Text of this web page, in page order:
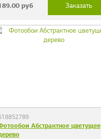
руб Заказать
Абстрактное цветущее